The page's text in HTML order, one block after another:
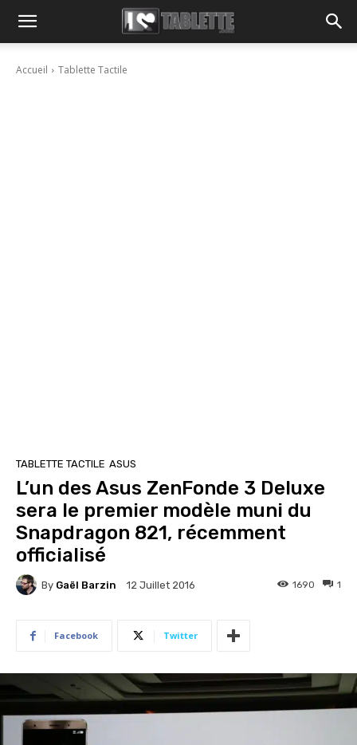
Accueil Tablette Tactile
TABLETTE TACTILE ASUS
L’un des Asus ZenFonde 3 Deluxe
sera le premier modèle muni du
Snapdragon 821, récemment
officialisé
By Gaël Barzin 12 Juillet 2016 1
1690
Facebook Twitter